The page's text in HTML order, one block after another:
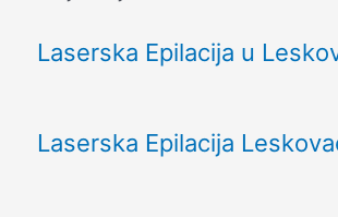
Laserska Epilacija u
Laserska Epilacija